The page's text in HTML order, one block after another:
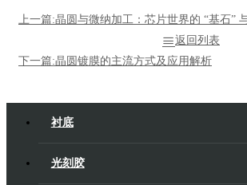
上一篇:晶圆与微纳加工：芯片世界的 “基石”
返回列表
下一篇:晶圆镀膜的主流方式及应用解析
衬底
光刻胶